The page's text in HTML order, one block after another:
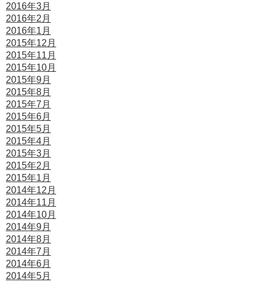
2016年3月
2016年2月
2016年1月
2015年12月
2015年11月
2015年10月
2015年9月
2015年8月
2015年7月
2015年6月
2015年5月
2015年4月
2015年3月
2015年2月
2015年1月
2014年12月
2014年11月
2014年10月
2014年9月
2014年8月
2014年7月
2014年6月
2014年5月